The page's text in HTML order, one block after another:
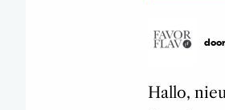
door
Hallo,